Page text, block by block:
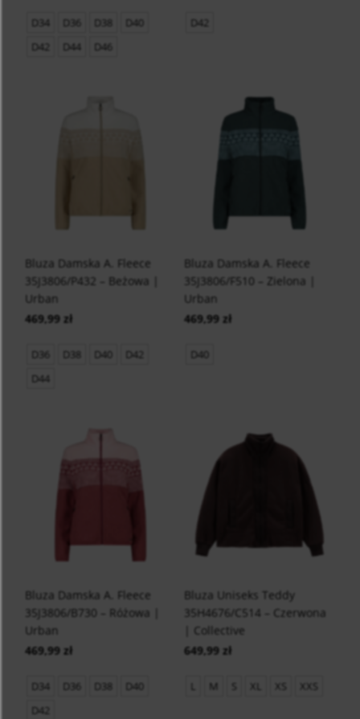
D34 D36 D38
D40
D42
D44 D46
D42
Bluza Damska A. Fleece
35J3806/P432 – Beżowa |
Urban
469,99 zł
D36 D38 D40
D42
D44
Bluza Damska A. Fleece
35J3806/F510 – Zielona |
Urban
469,99 zł
D40
Bluza Damska A. Fleece
35J3806/B730 – Różowa |
Urban
469,99 zł
D34 D36 D38
D40
D42
Bluza Uniseks Teddy
35H4676/C514 – Czerwona
| Collective
649,99 zł
L M S XL XS XXS